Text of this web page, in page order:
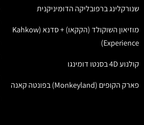
שנורקלינג ברפובליקה הדומיניקנית
מוזיאון השוקולד (הקקאו) + סדנא (Kahkow
Experience)
קולנוע 4D בסנטו דומינגו
פארק הקופים (Monkeyland) בפונטה קאנה